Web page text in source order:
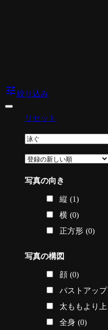
tune絞り込み
リセット
写真の向き
縦 (1)
横 (0)
正方形 (0)
写真の構図
顔 (0)
バストアップ
太ももより上
全身 (0)